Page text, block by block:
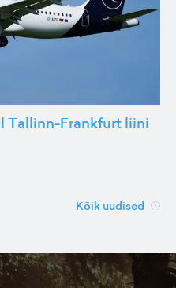
Tallinn-Frankfurt liini
Kõik uudised